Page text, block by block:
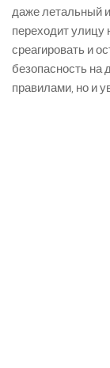
даже летальный
переходит улицу
среагировать и
безопасность на
правилами, но и